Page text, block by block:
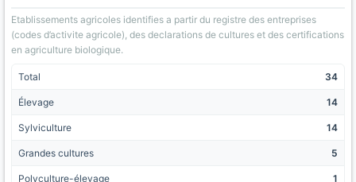
Etablissements agricoles identifies a partir du registre des entreprises
(codes d’activite agricole), des declarations de cultures et des certifications
en agriculture biologique.
Total 34
Élevage 14
Sylviculture 14
Grandes cultures 5
Polyculture-élevage 1